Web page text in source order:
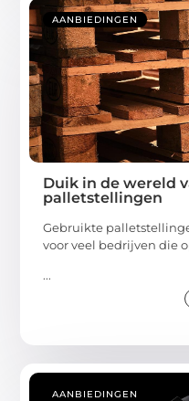
AANBIEDINGEN
Duik in de wereld
palletstellingen
Gebruikte
voor veel bedrijven die
...
AANBIEDINGEN